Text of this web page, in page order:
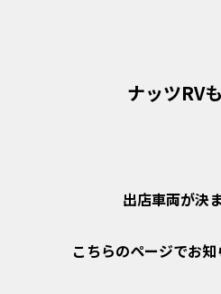
ナッツRV
出店車両が決
こちらのページでお知